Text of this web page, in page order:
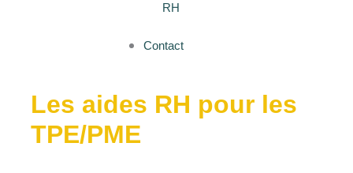
RH
Contact
Les aides RH pour les
TPE/PME